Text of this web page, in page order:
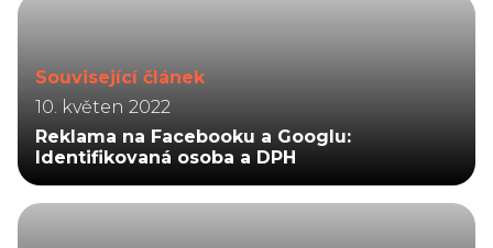
Související článek
10. květen 2022
Reklama na Facebooku a Googlu:
Identifikovaná osoba a DPH